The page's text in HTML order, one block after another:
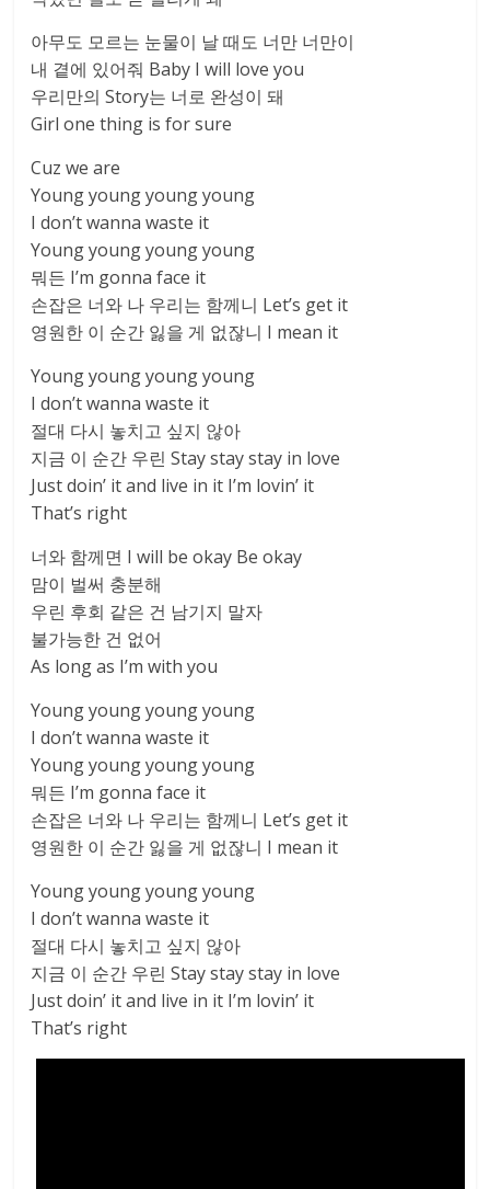
아무도 모르는 눈물이 날 때도 너만 너만이
내 곁에 있어줘 Baby I will love you
우리만의 Story는 너로 완성이 돼
Girl one thing is for sure
Cuz we are
Young young young young
I don’t wanna waste it
Young young young young
뭐든 I’m gonna face it
손잡은 너와 나 우리는 함께니 Let’s get it
영원한 이 순간 잃을 게 없잖니 I mean it
Young young young young
I don’t wanna waste it
절대 다시 놓치고 싶지 않아
지금 이 순간 우린 Stay stay stay in love
Just doin’ it and live in it I’m lovin’ it
That’s right
너와 함께면 I will be okay Be okay
맘이 벌써 충분해
우린 후회 같은 건 남기지 말자
불가능한 건 없어
As long as I’m with you
Young young young young
I don’t wanna waste it
Young young young young
뭐든 I’m gonna face it
손잡은 너와 나 우리는 함께니 Let’s get it
영원한 이 순간 잃을 게 없잖니 I mean it
Young young young young
I don’t wanna waste it
절대 다시 놓치고 싶지 않아
지금 이 순간 우린 Stay stay stay in love
Just doin’ it and live in it I’m lovin’ it
That’s right